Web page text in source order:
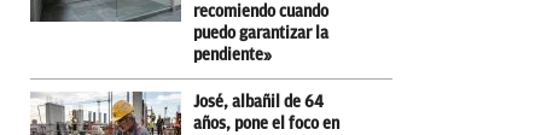
recomiendo cuando
puedo garantizar la
pendiente»
José, albañil de 64
años, pone el foco en